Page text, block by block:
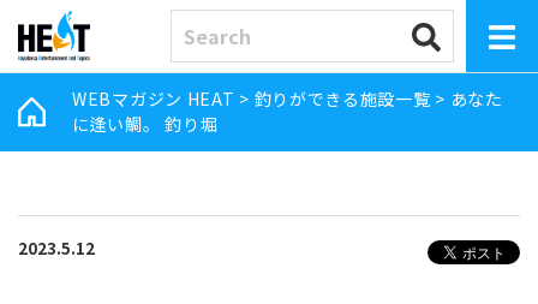
WEBマガジン HEAT > 釣りができる施設一覧 > あなた
に逢い鯛。 釣り堀
2023.5.12